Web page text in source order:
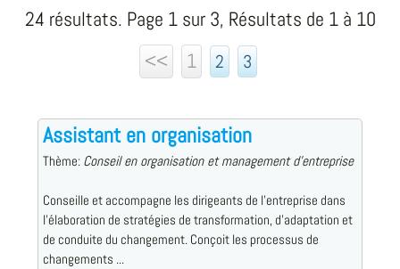
24 résultats. Page 1 sur 3, Résultats de 1 à 10
<<
1 2 3
Assistant en organisation
Thème: Conseil en organisation et management d'entreprise
Conseille et accompagne les dirigeants de l'entreprise dans
l'élaboration de stratégies de transformation, d'adaptation et
de conduite du changement. Conçoit les processus de
changements ...